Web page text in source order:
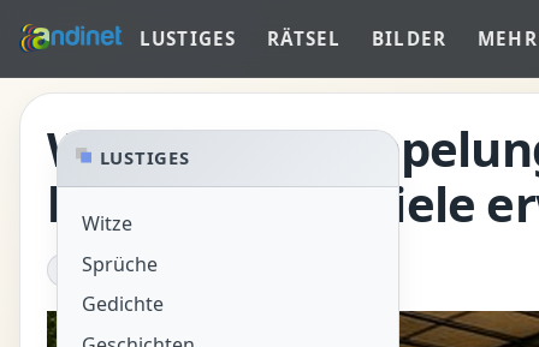
LUSTIGES RÄTSEL BILDER MEHR
LUSTIGES
Witze
Sprüche
Gedichte
Warum
brauchen, als viele
Home/INTERESSANTES